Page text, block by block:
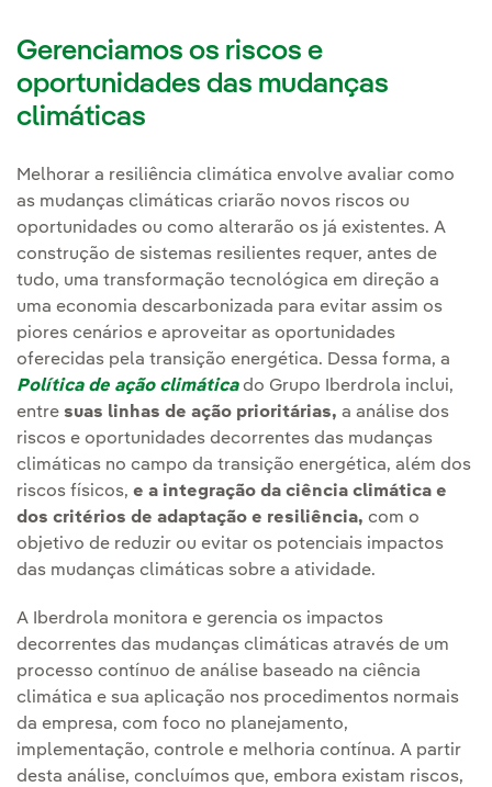
Gerenciamos os riscos e
oportunidades das mudanças
climáticas
Melhorar a resiliência climática envolve avaliar como
as mudanças climáticas criarão novos riscos ou
oportunidades ou como alterarão os já existentes. A
construção de sistemas resilientes requer, antes de
tudo, uma transformação tecnológica em direção a
uma economia descarbonizada para evitar assim os
piores cenários e aproveitar as oportunidades
oferecidas pela transição energética. Dessa forma, a
Política de ação climáticado Grupo Iberdrola inclui,
entre suas linhas de ação prioritárias, a análise dos
riscos e oportunidades decorrentes das mudanças
climáticas no campo da transição energética, além dos
riscos físicos, e a integração da ciência climática e
dos critérios de adaptação e resiliência, com o
objetivo de reduzir ou evitar os potenciais impactos
das mudanças climáticas sobre a atividade.
A Iberdrola monitora e gerencia os impactos
decorrentes das mudanças climáticas através de um
processo contínuo de análise baseado na ciência
climática e sua aplicação nos procedimentos normais
da empresa, com foco no planejamento,
implementação, controle e melhoria contínua. A partir
desta análise, concluímos que, embora existam riscos,